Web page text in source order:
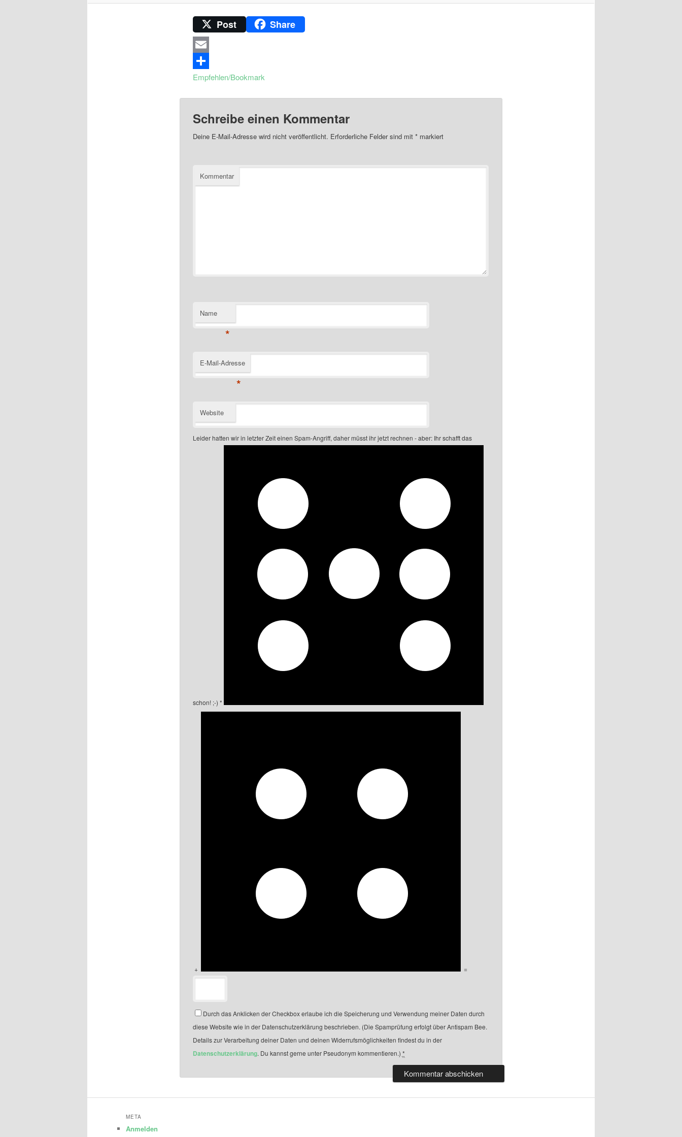
Post Share
Email
Empfehlen/Bookmark
Schreibe einen Kommentar
Deine E-Mail-Adresse wird nicht veröffentlicht. Erforderliche Felder sind mit *markiert
Kommentar
Name
*
E-Mail-Adresse
*
Website
Leider hatten wir in letzter Zeit einen Spam-Angriff, daher müsst ihr jetzt rechnen - aber: Ihr schafft das
schon! ;-) *
+ =
Durch das Anklicken der Checkbox erlaube ich die Speicherung und Verwendung meiner Daten durch
diese Website wie in der Datenschutzerklärung beschrieben. (Die Spamprüfung erfolgt über Antispam Bee.
Details zur Verarbeitung deiner Daten und deinen Widerrufsmöglichkeiten findest du in der
Datenschutzerklärung. Du kannst gerne unter Pseudonym kommentieren.) *
META
Anmelden